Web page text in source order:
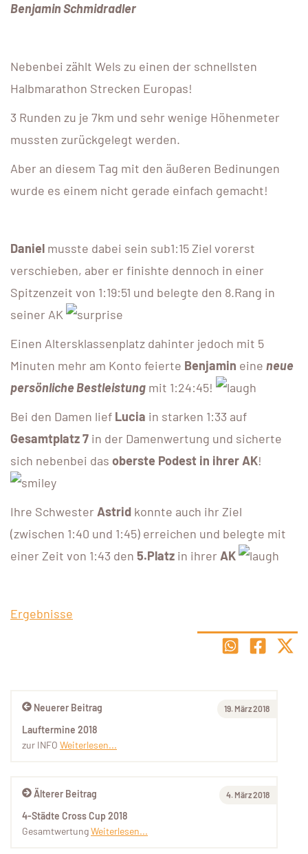
Benjamin Schmidradler
Nebenbei zählt Wels zu einen der schnellsten
Halbmarathon Strecken Europas!
3 Runden zu je 7km und sehr wenige Höhenmeter
mussten zurückgelegt werden.
Aber an diesem Tag mit den äußeren Bedinungen
wurde es einem nicht gerade einfach gemacht!
Daniel musste dabei sein sub1:15 Ziel vorerst
verschieben, aber er finishte dennoch in einer
Spitzenzeit von 1:19:51 und belegte den 8.Rang in
seiner AK
Einen Altersklassenplatz dahinter jedoch mit 5
Minuten mehr am Konto feierte Benjamin eine neue
persönliche Bestleistung mit 1:24:45!
Bei den Damen lief Lucia in starken 1:33 auf
Gesamtplatz 7 in der Damenwertung und sicherte
sich nebenbei das oberste Podest in ihrer AK!
Ihre Schwester Astrid konnte auch ihr Ziel
(zwischen 1:40 und 1:45) erreichen und belegte mit
einer Zeit von 1:43 den 5.Platz in ihrer AK
Ergebnisse
Älterer Beitrag 4. März 2018
4-Städte Cross Cup 2018
GesamtwertungWeiterlesen...
Neuerer Beitrag 19. März 2018
Lauftermine 2018
zur INFO Weiterlesen...